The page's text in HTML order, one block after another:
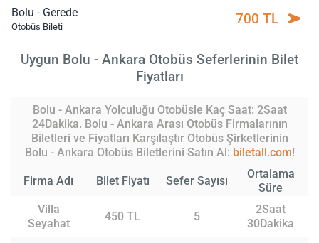
Bolu - Gerede
Otobüs Bileti 700 TL
Uygun Bolu - Ankara Otobüs Seferlerinin Bilet
Fiyatları
Bolu - Ankara Yolculuğu Otobüsle Kaç Saat: 2Saat
24Dakika. Bolu - Ankara Arası Otobüs Firmalarının
Biletleri ve Fiyatları Karşılaştır Otobüs Şirketlerinin
Bolu - Ankara Otobüs Biletlerini Satın Al: biletall.com!
Firma Adı Bilet Fiyatı Sefer Sayısı
Ortalama
Süre
Villa
Seyahat
450 TL 5
2Saat
30Dakika